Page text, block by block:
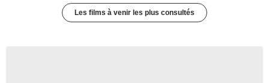
Les films à venir les plus consultés